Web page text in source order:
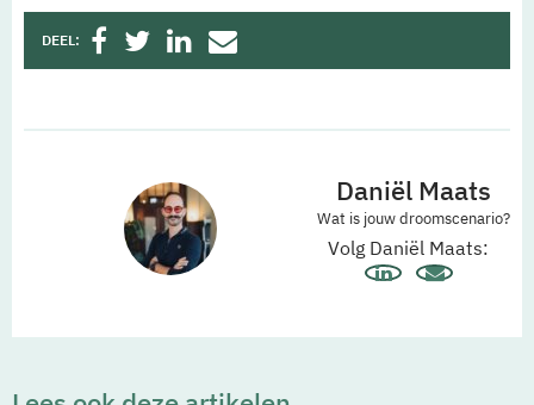
DEEL:
Daniël Maats
Wat is jouw droomscenario?
Volg Daniël Maats: